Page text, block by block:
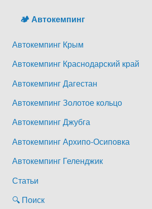
🏕️ Автокемпинг
Автокемпинг Крым
Автокемпинг Краснодарский край
Автокемпинг Дагестан
Автокемпинг Золотое кольцо
Автокемпинг Джубга
Автокемпинг Архипо-Осиповка
Автокемпинг Геленджик
Статьи
🔍 Поиск